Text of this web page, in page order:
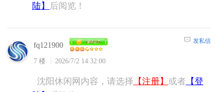
陆】
后阅览！
fq121900
7 楼 2026/7/2 14:32:00
发私信
沈阳休闲网内容，请选择 【注册】 或者 【登